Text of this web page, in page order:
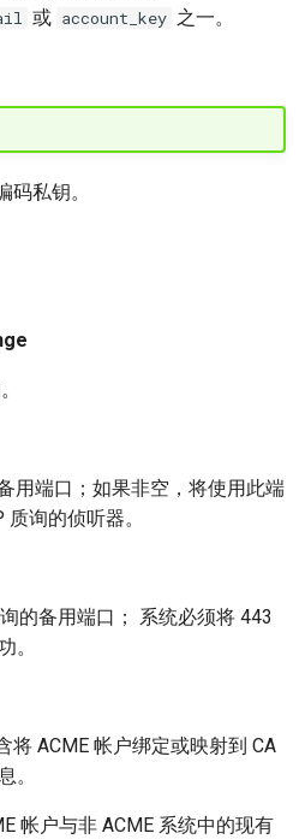
或 account_key 之一。
码私钥。
用端口；如果非空，将使用此端
询的侦听器。
的备用端口； 系统必须将 443
。
将 ACME 帐户绑定或映射到 CA
。
帐户与非 ACME 系统中的现有